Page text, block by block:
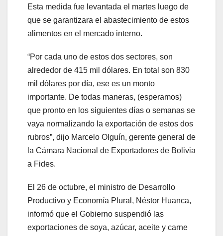
Esta medida fue levantada el martes luego de
que se garantizara el abastecimiento de estos
alimentos en el mercado interno.
“Por cada uno de estos dos sectores, son
alrededor de 415 mil dólares. En total son 830
mil dólares por día, ese es un monto
importante. De todas maneras, (esperamos)
que pronto en los siguientes días o semanas se
vaya normalizando la exportación de estos dos
rubros”, dijo Marcelo Olguín, gerente general de
la Cámara Nacional de Exportadores de Bolivia
a Fides.
El 26 de octubre, el ministro de Desarrollo
Productivo y Economía Plural, Néstor Huanca,
informó que el Gobierno suspendió las
exportaciones de soya, azúcar, aceite y carne